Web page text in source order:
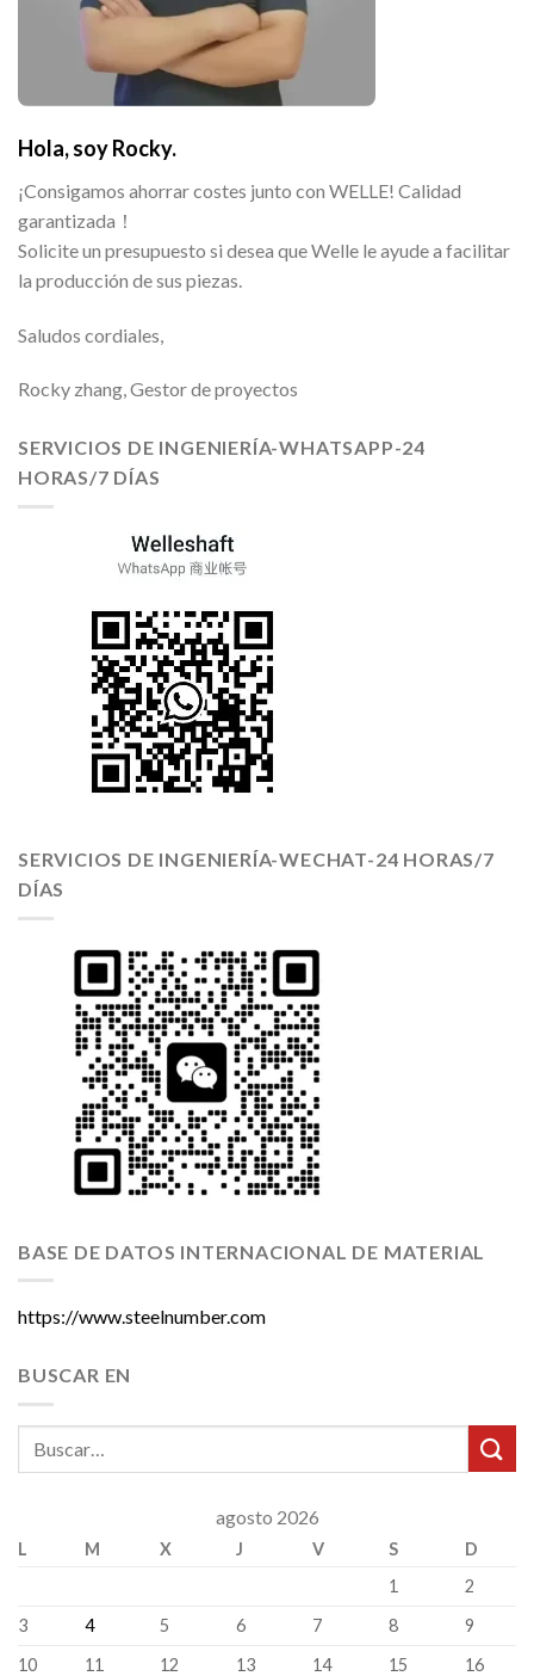
Hola, soy Rocky.
¡Consigamos ahorrar costes junto con WELLE! Calidad
garantizada！
Solicite un presupuesto si desea que Welle le ayude a facilitar
la producción de sus piezas.
Saludos cordiales,
Rocky zhang, Gestor de proyectos
SERVICIOS DE INGENIERÍA-WHATSAPP-24
HORAS/7 DÍAS
SERVICIOS DE INGENIERÍA-WECHAT-24 HORAS/7
DÍAS
BASE DE DATOS INTERNACIONAL DE MATERIAL
https://www.steelnumber.com
BUSCAR EN
agosto 2026
L M X J V S
D
1
2
3
4 5 6 7 8
9
10
11 12 13 14 15 16